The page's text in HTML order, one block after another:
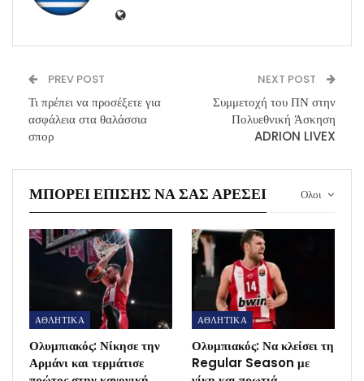
PREV POST
Τι πρέπει να προσέξετε για
ασφάλεια στα θαλάσσια
σπορ
NEXT POST
Συμμετοχή του ΠΝ στην
Πολυεθνική Άσκηση
ADRION LIVEX
Ολοι
ΜΠΟΡΕΊ ΕΠΊΣΗΣ ΝΑ ΣΑΣ ΑΡΈΣΕΙ
ΑΘΛΗΤΙΚΑ
Ολυμπιακός: Νίκησε την
Αρμάνι και τερμάτισε
ΑΘΛΗΤΙΚΑ
Ολυμπιακός: Να κλείσει τη
Regular Season με